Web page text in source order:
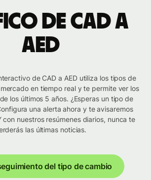
de CAD a
AED
de CAD a AED utiliza los tipos de
en tiempo real y te permite ver los
los últimos 5 años. ¿Esperas un tipo de
una alerta ahora y te avisaremos
con nuestros resúmenes diarios, nunca te
las últimas noticias.
del tipo de cambio